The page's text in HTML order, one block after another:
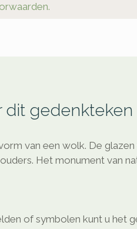
dit gedenkteken
van een wolk. De
Het monument van
of symbolen kunt u het